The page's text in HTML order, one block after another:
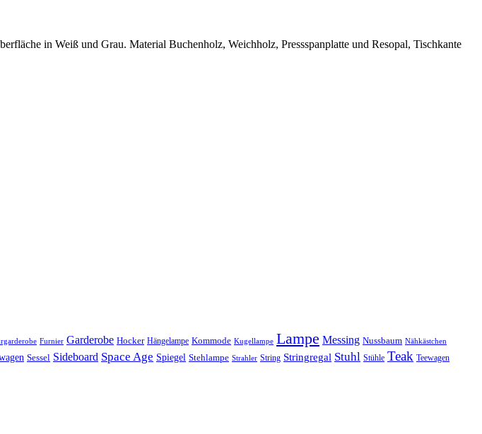
in Weiß und Grau. Material Buchenholz, Weichholz, Pressspanplatte und Resopal, Tischkante
Furnier Garderobe Hocker Hängelampe Kommode Kugellampe Lampe Messing Nussbaum Nähkästchen
Sessel Sideboard Space Age Spiegel Stehlampe Strahler String Stringregal Stuhl Stühle Teak Teewagen